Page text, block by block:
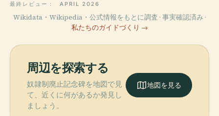
最終レビュー： APRIL 2026
Wikidata・Wikipedia・公式情報をもとに調査 · 事実確認済み ·
私たちのガイドづくり →
周辺を探索する
奴隷制廃止記念碑を地図で見
て、近くに何があるか発見し
ましょう。
地図を見る